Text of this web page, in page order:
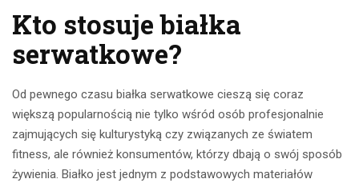
Kto stosuje białka
serwatkowe?
Od pewnego czasu białka serwatkowe cieszą się coraz
większą popularnością nie tylko wśród osób profesjonalnie
zajmujących się kulturystyką czy związanych ze światem
fitness, ale również konsumentów, którzy dbają o swój sposób
żywienia. Białko jest jednym z podstawowych materiałów